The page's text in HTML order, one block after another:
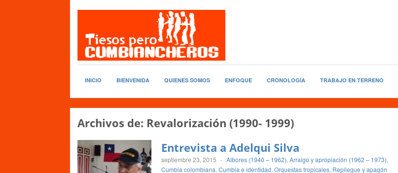
INICIO BIENVENIDA QUIENES SOMOS ENFOQUE CRONOLOGÍA TRABAJO EN TERRENO
Archivos de: Revalorización (1990- 1999)
Entrevista a Adelqui Silva
septiembre 23, 2015 - Albores (1940 – 1962), Arraigo y apropiación (1962 – 1973),
Cumbia colombiana, Cumbia e identidad, Orquestas tropicales, Repliegue y apagón